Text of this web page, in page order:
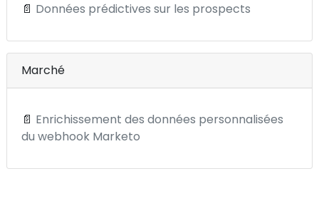
📄 Données prédictives sur les prospects
Marché
📄 Enrichissement des données personnalisées
du webhook Marketo